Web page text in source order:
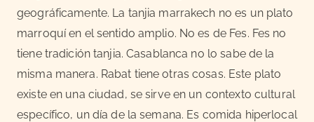
geográficamente. La tanjia marrakech no es un plato
marroquí en el sentido amplio. No es de Fes. Fes no
tiene tradición tanjia. Casablanca no lo sabe de la
misma manera. Rabat tiene otras cosas. Este plato
existe en una ciudad, se sirve en un contexto cultural
específico, un día de la semana. Es comida hiperlocal